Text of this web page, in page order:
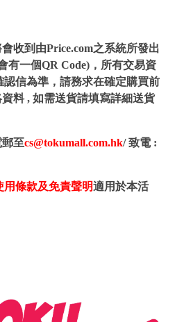
收到由Price.com之系統所發出
有一個QR Code)，所有交易資
認信為準，請務求在確定購買前
料 , 如需送貨請填寫詳細送貨
至cs@tokumall.com.hk/ 致電 :
用條款及免責聲明適用於本活